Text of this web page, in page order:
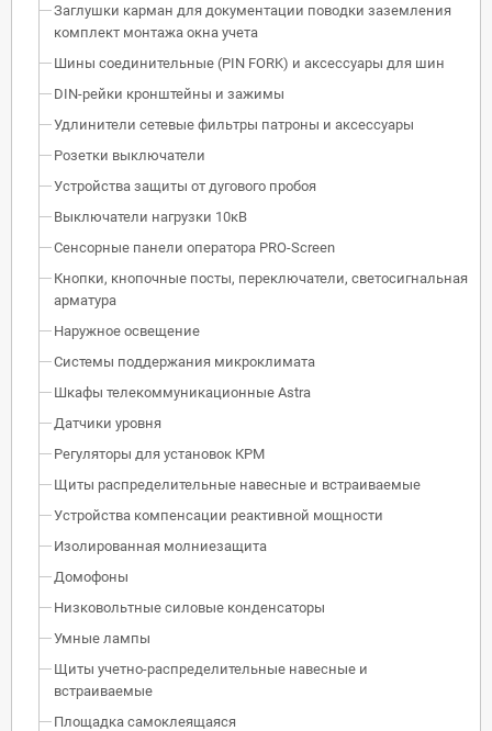
Заглушки карман для документации поводки заземления
комплект монтажа окна учета
Шины соединительные (PIN FORK) и аксессуары для шин
DIN-рейки кронштейны и зажимы
Удлинители сетевые фильтры патроны и аксессуары
Розетки выключатели
Устройства защиты от дугового пробоя
Выключатели нагрузки 10кВ
Сенсорные панели оператора PRO-Screen
Кнопки, кнопочные посты, переключатели, светосигнальная
арматура
Наружное освещение
Системы поддержания микроклимата
Шкафы телекоммуникационные Astra
Датчики уровня
Регуляторы для установок КРМ
Щиты распределительные навесные и встраиваемые
Устройства компенсации реактивной мощности
Изолированная молниезащита
Домофоны
Низковольтные силовые конденсаторы
Умные лампы
Щиты учетно-распределительные навесные и
встраиваемые
Площадка самоклеящаяся